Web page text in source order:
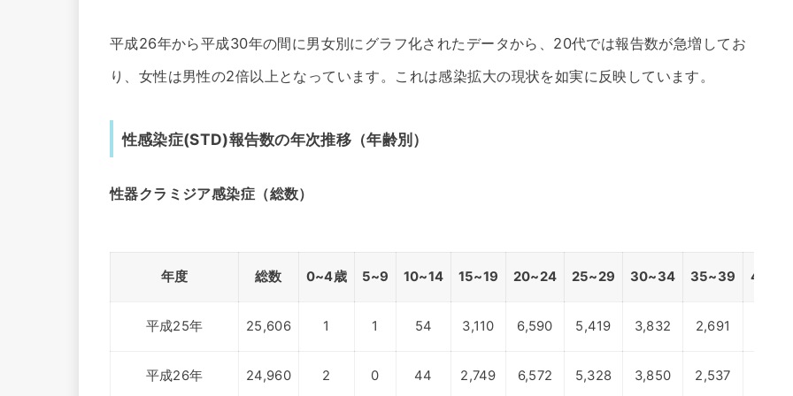
平成26年から平成30年の間に男女別にグラフ化されたデータから、20代では報告数が急増してお
り、女性は男性の2倍以上となっています。これは感染拡大の現状を如実に反映しています。
性感染症(STD)報告数の年次推移（年齢別）
性器クラミジア感染症（総数）
年度 総数 0~4歳 5~9 10~14 15~19 20~24 25~29 30~34 35~39 40~44
平成25年 25,606 1 1 54 3,110 6,590 5,419 3,832 2,691
平成26年 24,960 2 0 44 2,749 6,572 5,328 3,850 2,537